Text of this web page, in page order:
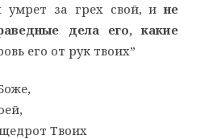
умрет за грех свой, ине
дела его, какие
его от рук твоих”
Твоих